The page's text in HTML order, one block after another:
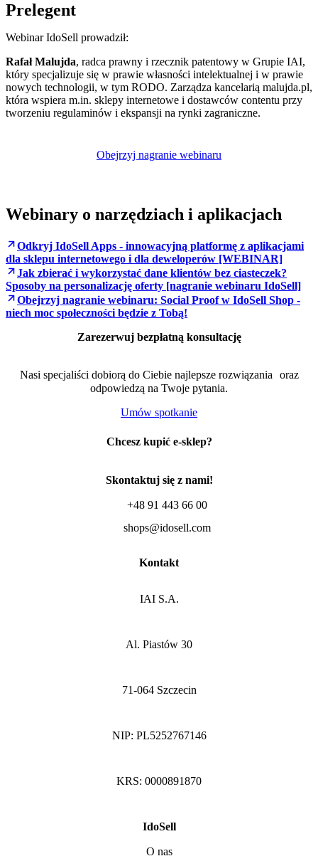
Prelegent
Webinar IdoSell prowadził:
Rafał Malujda, radca prawny i rzecznik patentowy w Grupie IAI,
który specjalizuje się w prawie własności intelektualnej i w prawie
nowych technologii, w tym RODO. Zarządza kancelarią malujda.pl,
która wspiera m.in. sklepy internetowe i dostawców contentu przy
tworzeniu regulaminów i ekspansji na rynki zagraniczne.
Obejrzyj nagranie webinaru
Webinary o narzędziach i aplikacjach
Odkryj IdoSell Apps - innowacyjną platformę z aplikacjami
dla sklepu internetowego i dla deweloperów [WEBINAR]
Jak zbierać i wykorzystać dane klientów bez ciasteczek?
Sposoby na personalizację oferty [nagranie webinaru IdoSell]
Obejrzyj nagranie webinaru: Social Proof w IdoSell Shop -
niech moc społeczności będzie z Tobą!
Zarezerwuj bezpłatną konsultację
Nasi specjaliści dobiorą do Ciebie najlepsze rozwiązania oraz
odpowiedzą na Twoje pytania.
Umów spotkanie
Chcesz kupić e-sklep?
Skontaktuj się z nami!
+48 91 443 66 00
shops@idosell.com
Kontakt
IAI S.A.
Al. Piastów 30
71-064 Szczecin
NIP: PL5252767146
KRS: 0000891870
IdoSell
O nas